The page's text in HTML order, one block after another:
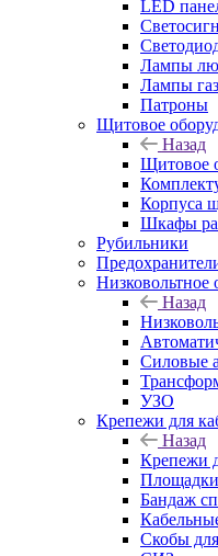
LED
Лампы
Лампы
Патроны
Щитовое
Назад
Щитовое
Корпуса
Шкафы
Рубильники
Низковольтное
Назад
Силовые
УЗО
Крепежи для
Назад
Крепежи
Площадки
Бандаж
Cкобы